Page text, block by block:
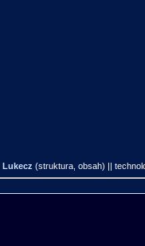
Lukecz (struktura, obsah) ||